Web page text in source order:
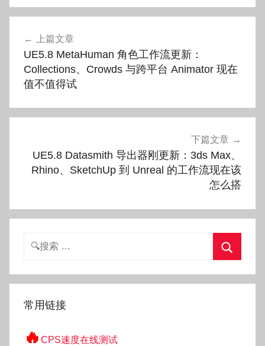
航
上篇文章
UE5.8 MetaHuman 角色工作流更新：
Collections、Crowds 与跨平台 Animator 现在
值不值得试
下篇文章
UE5.8 Datasmith 导出器刚更新：3ds Max、
Rhino、SketchUp 到 Unreal 的工作流现在该
怎么搭
搜
索
常用链接
🔥 CPS速度在线测试